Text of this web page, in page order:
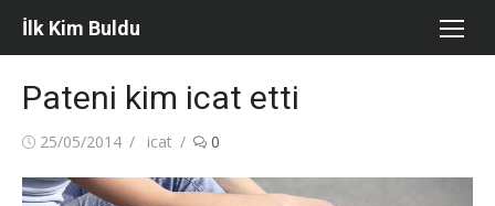
Skip
İlk Kim Buldu
Pateni kim icat etti
Posted
25/05/2014 Author
icat 0